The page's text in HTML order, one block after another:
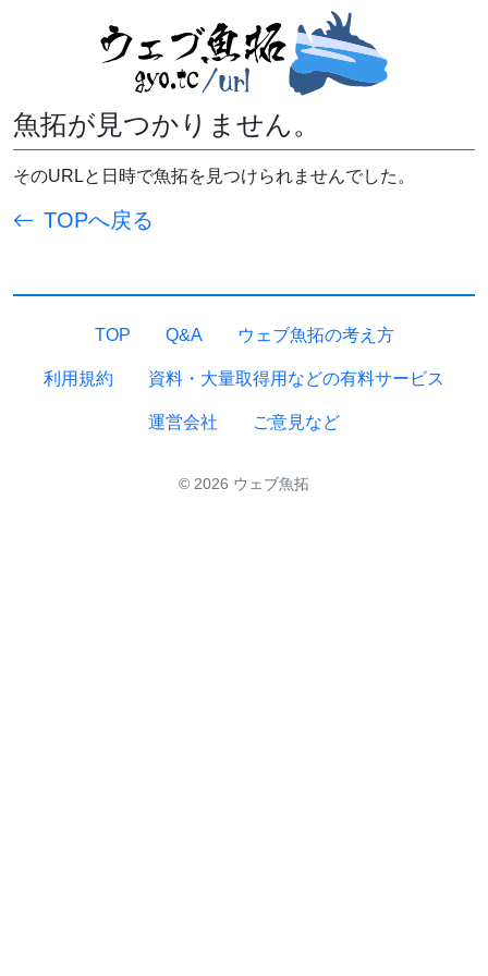
魚拓が見つかりません。
そのURLと日時で魚拓を見つけられませんでした。
TOPへ戻る
TOP Q&A ウェブ魚拓の考え方
利用規約 資料・大量取得用などの有料サービス
運営会社 ご意見など
© 2026 ウェブ魚拓